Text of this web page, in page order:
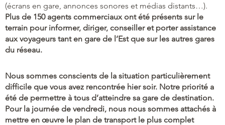
(écrans en gare, annonces sonores et médias distants…).
Plus de 150 agents commerciaux ont été présents sur le
terrain pour informer, diriger, conseiller et porter assistance
aux voyageurs tant en gare de l’Est que sur les autres gares
du réseau.
Nous sommes conscients de la situation particulièrement
difficile que vous avez rencontrée hier soir. Notre priorité a
été de permettre à tous d’atteindre sa gare de destination.
Pour la journée de vendredi, nous nous sommes attachés à
mettre en œuvre le plan de transport le plus complet